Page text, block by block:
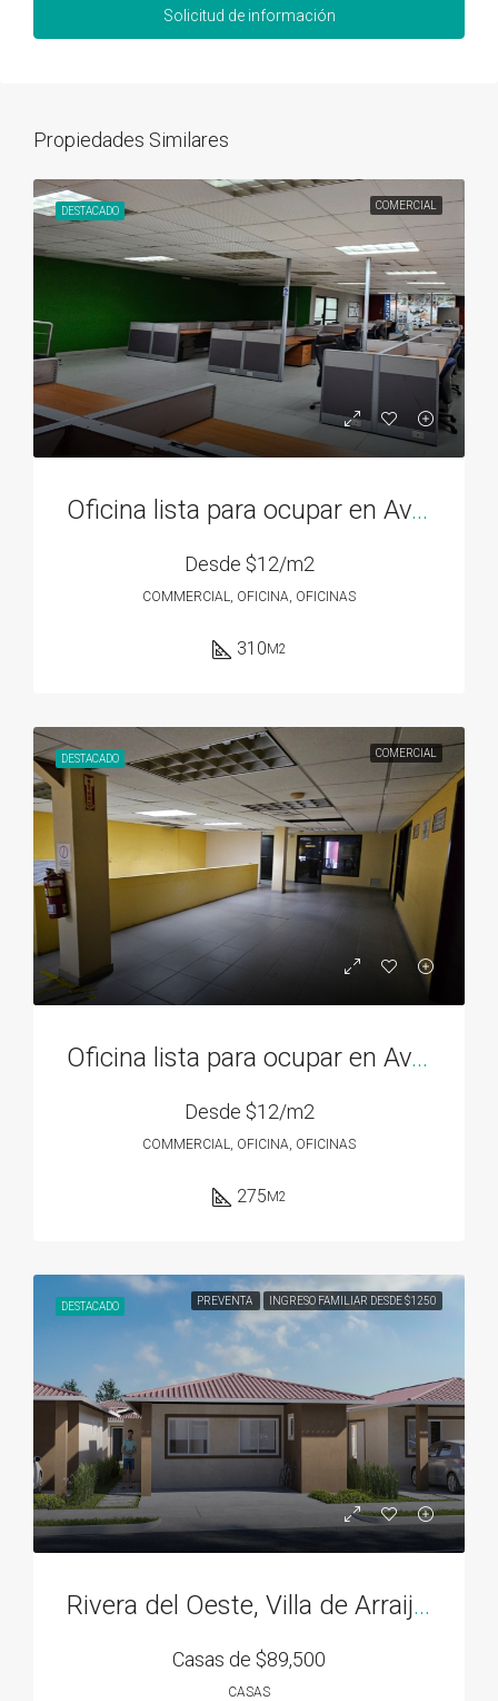
Solicitud de información
Propiedades Similares
DESTACADO COMERCIAL
Oficina lista para ocupar en Av. 12 de Octubre – 310M2
Desde $12/m2
COMMERCIAL, OFICINA, OFICINAS
310M2
DESTACADO COMERCIAL
Oficina lista para ocupar en Av. 12 de Octubre – 275M2
Desde $12/m2
COMMERCIAL, OFICINA, OFICINAS
275M2
DESTACADO PREVENTA INGRESO FAMILIAR DESDE $1250
Rivera del Oeste, Villa de Arraiján
Casas de $89,500
CASAS